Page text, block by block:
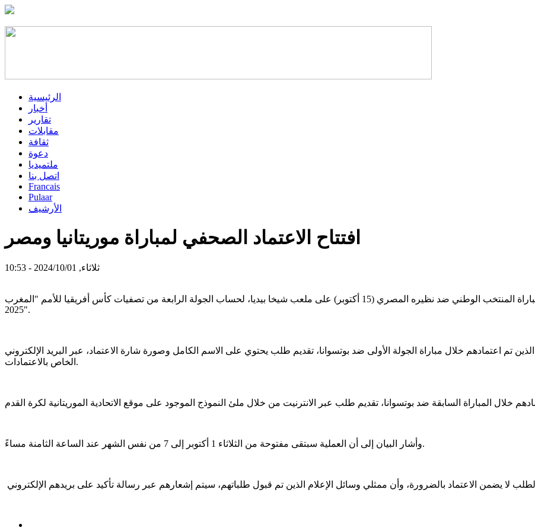
الرئيسية
أخبار
تقارير
مقابلات
ثقافة
دعوة
ملتميديا
اتصل بنا
Francais
Pulaar
الأرشيف
افتتاح الاعتماد الصحفي لمباراة موريتانيا ومصر
ثلاثاء, 2024/10/01 - 10:53
أعلن الاتحاد الموريتاني لكرة القدم، فتح باب عملية الاعتماد لمباراة المنتخب الوطني ضد نظيره المصري (15 أكتوبر) على ملعب شيخا بيديا، لحساب الجولة الرابعة من تصفيات كأس أفريقيا للأمم "المغرب
2025".
تم اعتمادهم خلال مباراة الجولة الأولى ضد بوتسوانا، تقديم طلب يحتوي على الاسم الكامل وصورة شارة الاعتماد، عبر البريد الإلكتروني
الخاص بالاعتمادات.
وأشار البيان إلى أن العملية سبتقى مفتوحة من الثلاثاء 1 أكتوبر إلى 7 من نفس الشهر عند الساعة الثامنة مساءً.